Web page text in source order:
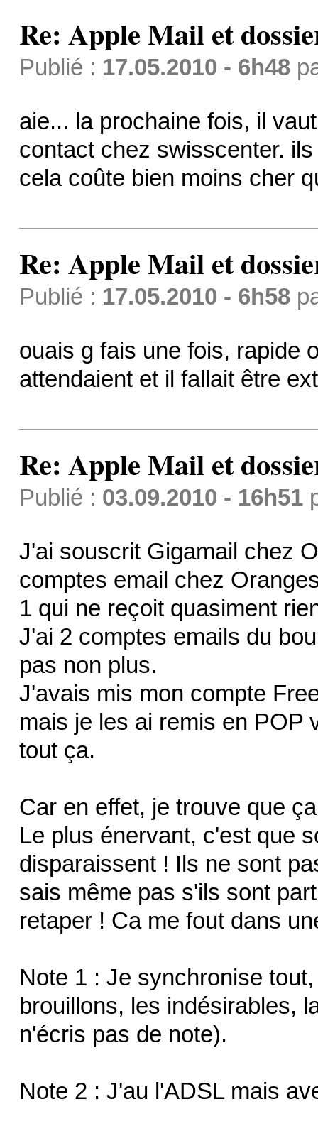
Re: Apple Mail et
Publié : 17.05.2010 - 6h48
aie... la prochaine fois, il
contact chez swisscenter.
cela coûte bien moins cher
Re: Apple Mail et
Publié : 17.05.2010 - 6h58
ouais g fais une fois, rapide
attendaient et il fallait être
Re: Apple Mail et
Publié : 03.09.2010 - 16h51
J'ai souscrit Gigamail chez
comptes email chez
1 qui ne reçoit quasiment
J'ai 2 comptes emails du
pas non plus.
J'avais mis mon compte
mais je les ai remis en POP
tout ça.
Car en effet, je trouve que
Le plus énervant, c'est que
disparaissent ! Ils ne sont
sais même pas s'ils sont
retaper ! Ca me fout dans
Note 1 : Je synchronise
brouillons, les indésirables,
n'écris pas de note).
Note 2 : J'au l'ADSL mais